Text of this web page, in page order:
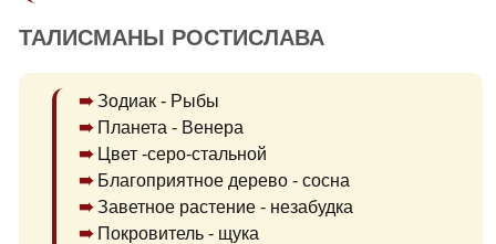
ТАЛИСМАНЫ РОСТИСЛАВА
Зодиак - Рыбы
Планета - Венера
Цвет -серо-стальной
Благоприятное дерево - сосна
Заветное растение - незабудка
Покровитель - щука